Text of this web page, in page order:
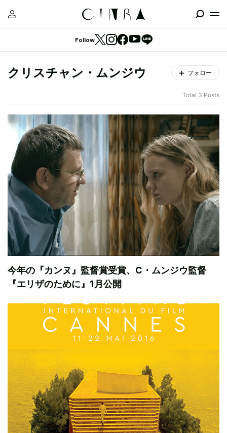
Follow
クリスチャン・ムンジウ フォロー
Total 3 Posts
今年の『カンヌ』監督賞受賞、C・ムンジウ監督
『エリザのために』1月公開